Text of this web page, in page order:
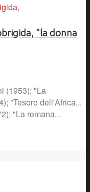
"la donna
(1953); "La
"Tesoro dell'Africa...
"La romana...